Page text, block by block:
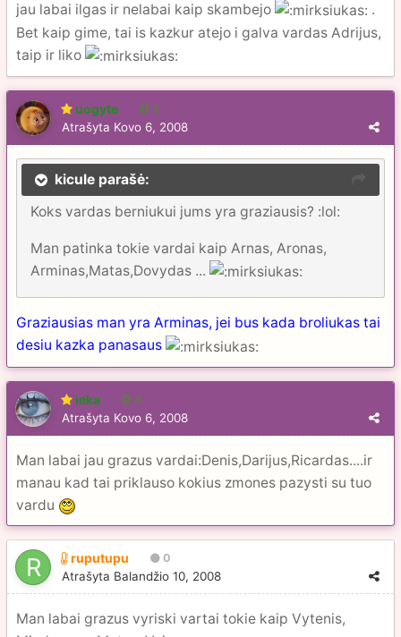
jau labai ilgas ir nelabai kaip skambejo
.
Bet kaip gime, tai is kazkur atejo i galva vardas Adrijus,
taip ir liko
uogyte 3
Atrašyta Kovo 6, 2008
kicule parašė:
Koks vardas berniukui jums yra graziausis? :lol:
Man patinka tokie vardai kaip Arnas, Aronas,
Arminas,Matas,Dovydas ...
Graziausias man yra Arminas, jei bus kada broliukas tai
desiu kazka panasaus
ieka 4
Atrašyta Kovo 6, 2008
Man labai jau grazus vardai:Denis,Darijus,Ricardas....ir
manau kad tai priklauso kokius zmones pazysti su tuo
vardu
ruputupu 0
Atrašyta Balandžio 10, 2008
Man labai grazus vyriski vartai tokie kaip Vytenis,